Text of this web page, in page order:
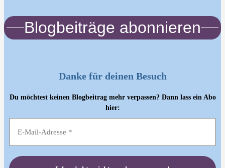
Blogbeiträge abonnieren
Danke für deinen Besuch
Du möchtest keinen Blogbeitrag mehr verpassen? Dann lass ein Abo
hier: